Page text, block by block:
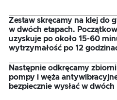
Zestaw skręcamy na klej do
w dwóch etapach.
uzyskuje po około 15-60
wytrzymałość po 12
Następnie odkręcamy
pompy i węża
bezpiecznie wysłać w dwóch